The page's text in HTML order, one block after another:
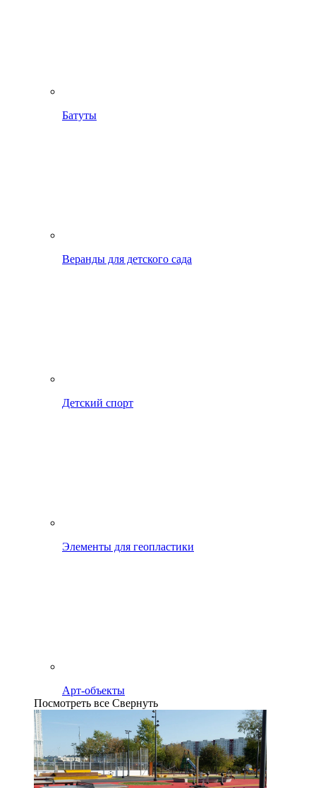
Батуты
Веранды для детского сада
Детский спорт
Элементы для геопластики
Арт-объекты
Посмотреть все Свернуть